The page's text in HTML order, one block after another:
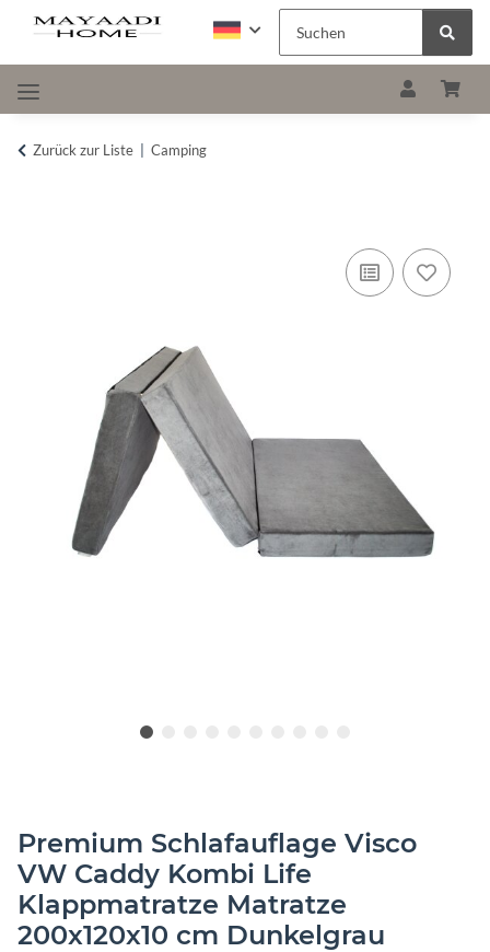
Zurück zur Liste Camping
Premium Schlafauflage Visco
VW Caddy Kombi Life
Klappmatratze Matratze
200x120x10 cm Dunkelgrau